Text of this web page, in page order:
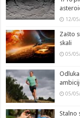
12/
Zašto
skali
05/
05/
Stalno